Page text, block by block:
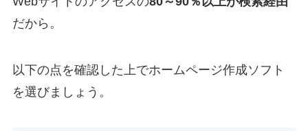
だから。
以下の点を確認した上でホームページ作成ソフト
を選びましょう。